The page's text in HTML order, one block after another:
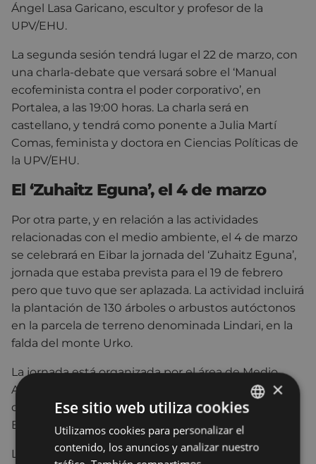
Ángel Lasa Garicano, escultor y profesor de la
UPV/EHU.
La segunda sesión tendrá lugar el 22 de marzo, con
una charla-debate que versará sobre el ‘Manual
ecofeminista contra el poder corporativo’, en
Portalea, a las 19:00 horas. La charla será en
castellano, y tendrá como ponente a Julia Martí
Comas, feminista y doctora en Ciencias Políticas de
la UPV/EHU.
El ‘Zuhaitz Eguna’, el 4 de marzo
Por otra parte, y en relación a las actividades
relacionadas con el medio ambiente, el 4 de marzo
se celebrará en Eibar la jornada del ‘Zuhaitz Eguna’,
jornada que estaba prevista para el 19 de febrero
pero que tuvo que ser aplazada. La actividad incluirá
la plantación de 130 árboles o arbustos autóctonos
en la parcela de terreno denominada Lindari, en la
falda del monte Urko.
La jornada está organizada por el área de Medio
Ambiente del Ayuntamiento de Eibar, en
colaboración con el Club Deportivo Eibar, Eibarko
Baso Biziak y la Fundación Lurgaia
La subida a la parcela de Lindari se realizará en
BASQUE
SPANISH
×
Ese sitio web utiliza cookies
Utilizamos cookies para personalizar el
contenido, los anuncios y analizar nuestro